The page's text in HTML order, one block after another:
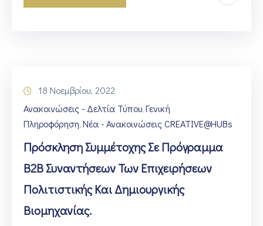
18 Νοεμβρίου, 2022
Ανακοινώσεις - Δελτία Τύπου‚ Γενική
Πληροφόρηση‚ Νέα - Ανακοινώσεις CREATIVE@HUBs
Πρόσκληση Συμμέτοχης Σε Πρόγραμμα
B2B Συναντήσεων Των Επιχειρήσεων
Πολιτιστικής Και Δημιουργικής
Βιομηχανίας.